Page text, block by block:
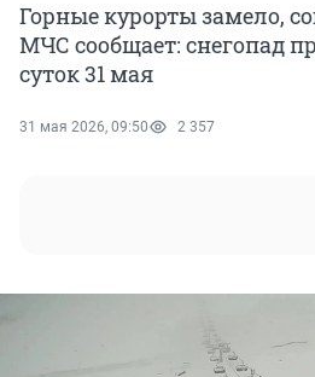
Горные курорты замело,
МЧС сообщает: снегопад
суток 31 мая
31 мая 2026, 09:50 2 357